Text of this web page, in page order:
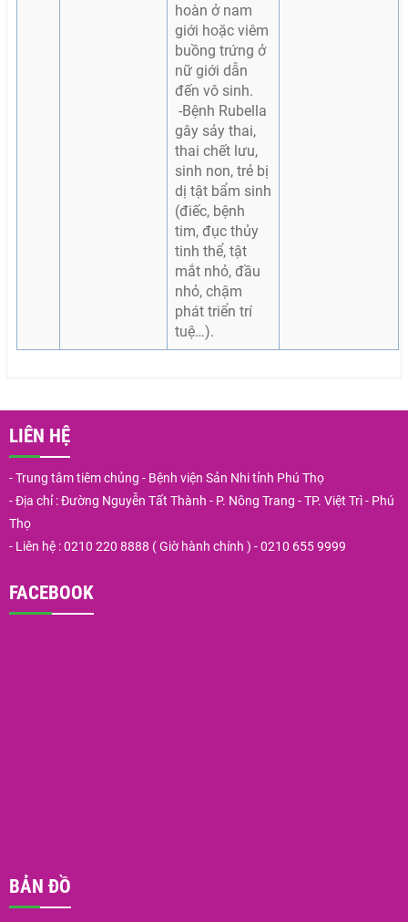
hoàn ở nam
giới hoặc viêm
buồng trứng ở
nữ giới dẫn
đến vô sinh.
-Bệnh Rubella
gây sảy thai,
thai chết lưu,
sinh non, trẻ bị
dị tật bẩm sinh
(điếc, bệnh
tim, đục thủy
tinh thể, tật
mắt nhỏ, đầu
nhỏ, chậm
phát triển trí
tuệ…).
LIÊN HỆ
- Trung tâm tiêm chủng - Bệnh viện Sản Nhi tỉnh Phú Thọ
- Địa chỉ : Đường Nguyễn Tất Thành - P. Nông Trang - TP. Việt Trì - Phú
Thọ
- Liên hệ : 0210 220 8888 ( Giờ hành chính ) - 0210 655 9999
FACEBOOK
BẢN ĐỒ